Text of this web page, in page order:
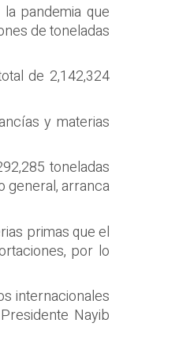
pandemia que
de toneladas
de 2,142,324
y materias
toneladas
general, arranca
primas que el
por lo
internacionales
Nayib